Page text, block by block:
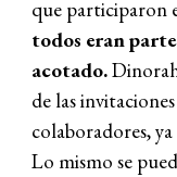
que participaron
todos eran
acotado.
de las
colaboradores,
Lo mismo se